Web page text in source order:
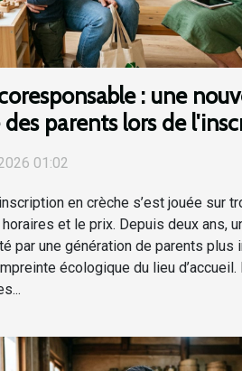
: une
parents lors de
01:02
en crèche s’est jouée sur
et le prix. Depuis deux ans,
par une génération de parents plus
écologique du lieu